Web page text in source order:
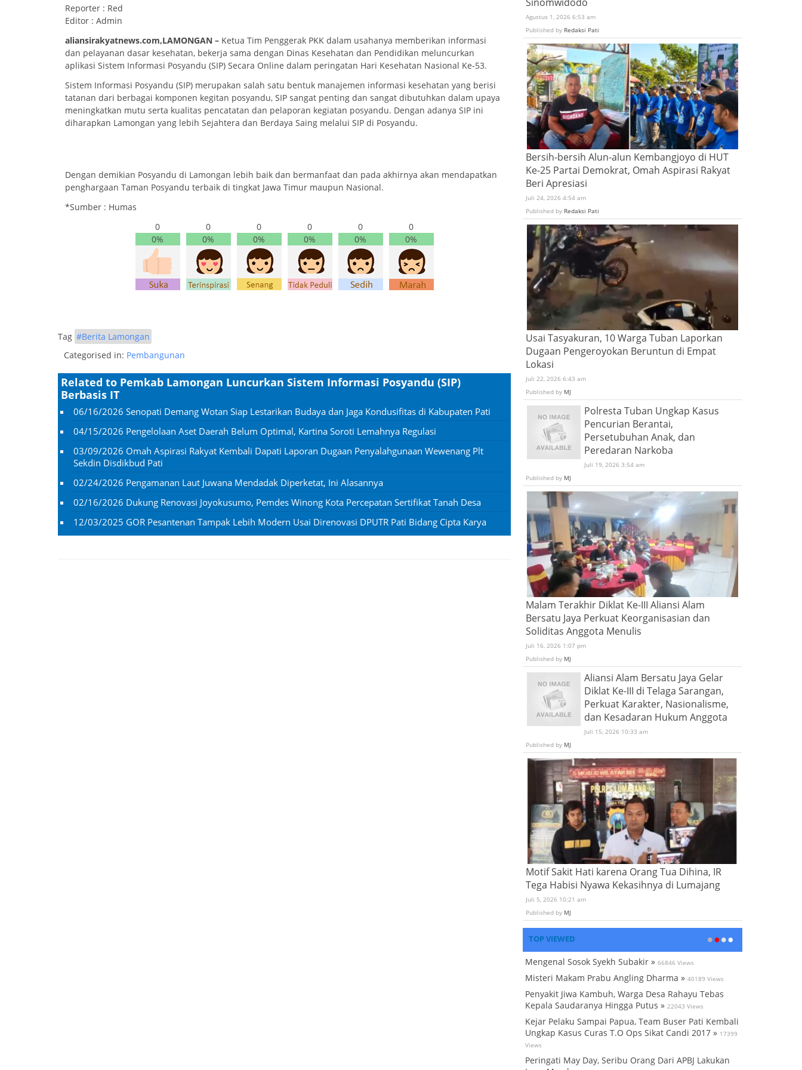
Reporter : Red
Editor : Admin
aliansirakyatnews.com,LAMONGAN – Ketua Tim Penggerak PKK dalam usahanya memberikan informasi
dan pelayanan dasar kesehatan, bekerja sama dengan Dinas Kesehatan dan Pendidikan meluncurkan
aplikasi Sistem Informasi Posyandu (SIP) Secara Online dalam peringatan Hari Kesehatan Nasional Ke-53.
Sistem Informasi Posyandu (SIP) merupakan salah satu bentuk manajemen informasi kesehatan yang berisi
tatanan dari berbagai komponen kegitan posyandu, SIP sangat penting dan sangat dibutuhkan dalam upaya
meningkatkan mutu serta kualitas pencatatan dan pelaporan kegiatan posyandu. Dengan adanya SIP ini
diharapkan Lamongan yang lebih Sejahtera dan Berdaya Saing melalui SIP di Posyandu.
Dengan demikian Posyandu di Lamongan lebih baik dan bermanfaat dan pada akhirnya akan mendapatkan
penghargaan Taman Posyandu terbaik di tingkat Jawa Timur maupun Nasional.
*Sumber : Humas
0
0%
0
0%
0
0%
0
0%
0
0%
0
0%
Tag #Berita Lamongan
Categorised in: Pembangunan
Related to Pemkab Lamongan Luncurkan Sistem Informasi Posyandu (SIP)
Berbasis IT
06/16/2026 Senopati Demang Wotan Siap Lestarikan Budaya dan Jaga Kondusifitas di Kabupaten Pati
04/15/2026 Pengelolaan Aset Daerah Belum Optimal, Kartina Soroti Lemahnya Regulasi
03/09/2026 Omah Aspirasi Rakyat Kembali Dapati Laporan Dugaan Penyalahgunaan Wewenang Plt
Sekdin Disdikbud Pati
02/24/2026 Pengamanan Laut Juwana Mendadak Diperketat, Ini Alasannya
02/16/2026 Dukung Renovasi Joyokusumo, Pemdes Winong Kota Percepatan Sertifikat Tanah Desa
12/03/2025 GOR Pesantenan Tampak Lebih Modern Usai Direnovasi DPUTR Pati Bidang Cipta Karya
Agustus 1, 2026 6:53 am
Published by Redaksi Pati
Bersih-bersih Alun-alun Kembangjoyo di HUT
Ke-25 Partai Demokrat, Omah Aspirasi Rakyat
Beri Apresiasi
Juli 24, 2026 4:54 am
Published by Redaksi Pati
Usai Tasyakuran, 10 Warga Tuban Laporkan
Dugaan Pengeroyokan Beruntun di Empat
Lokasi
Juli 22, 2026 6:43 am
Published by MJ
Polresta Tuban Ungkap Kasus
Pencurian Berantai,
Persetubuhan Anak, dan
Peredaran Narkoba
Juli 19, 2026 3:54 am
Published by MJ
Malam Terakhir Diklat Ke-III Aliansi Alam
Bersatu Jaya Perkuat Keorganisasian dan
Soliditas Anggota Menulis
Juli 16, 2026 1:07 pm
Published by MJ
Aliansi Alam Bersatu Jaya Gelar
Diklat Ke-III di Telaga Sarangan,
Perkuat Karakter, Nasionalisme,
dan Kesadaran Hukum Anggota
Juli 15, 2026 10:33 am
Published by MJ
Motif Sakit Hati karena Orang Tua Dihina, IR
Tega Habisi Nyawa Kekasihnya di Lumajang
Juli 5, 2026 10:21 am
Published by MJ
TOP VIEWED
Mengenal Sosok Syekh Subakir » 66846 Views
Misteri Makam Prabu Angling Dharma » 40189 Views
Penyakit Jiwa Kambuh, Warga Desa Rahayu Tebas
Kepala Saudaranya Hingga Putus » 22043 Views
Kejar Pelaku Sampai Papua, Team Buser Pati Kembali
Ungkap Kasus Curas T.O Ops Sikat Candi 2017 » 17399
Views
Peringati May Day, Seribu Orang Dari APBJ Lakukan